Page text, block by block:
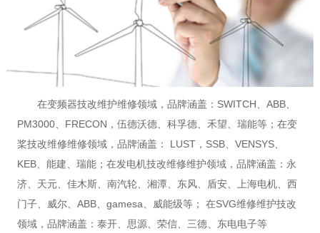
在变频器技改维护维修领域，品牌涵盖：SWITCH、ABB、
PM3000、FRECON，伍德沃德、科孚德、禾望、瑞能等；在变
桨技改维修维修领域，品牌涵盖： LUST，SSB、VENSYS、
KEB、能建、瑞能；在发电机技改维修维护领域，品牌涵盖：永
济、天元、佳木斯、南汽轮、湘潭、东风、盾安、上海电机、西
门子、威尔、ABB、gamesa、威能级等； 在SVG维修维护技改
领域，品牌涵盖：泰开、思源、荣信、三德、东电电子等